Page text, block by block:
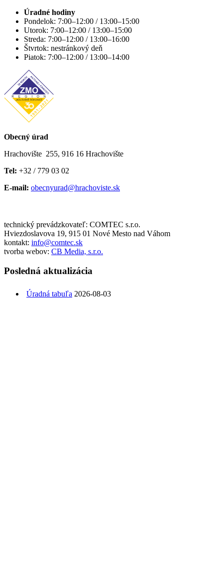
Úradné hodiny
Pondelok: 7:00–12:00 / 13:00–15:00
Utorok: 7:00–12:00 / 13:00–15:00
Streda: 7:00–12:00 / 13:00–16:00
Štvrtok: nestránkový deň
Piatok: 7:00–12:00 / 13:00–14:00
Obecný úrad
Hrachovište 255, 916 16 Hrachovište
Tel: +32 / 779 03 02
E-mail: obecnyurad@hrachoviste.sk
technický prevádzkovateľ: COMTEC s.r.o.
Hviezdoslavova 19, 915 01 Nové Mesto nad Váhom
kontakt: info@comtec.sk
tvorba webov: CB Media, s.r.o.
Posledná aktualizácia
Úradná tabuľa 2026-08-03